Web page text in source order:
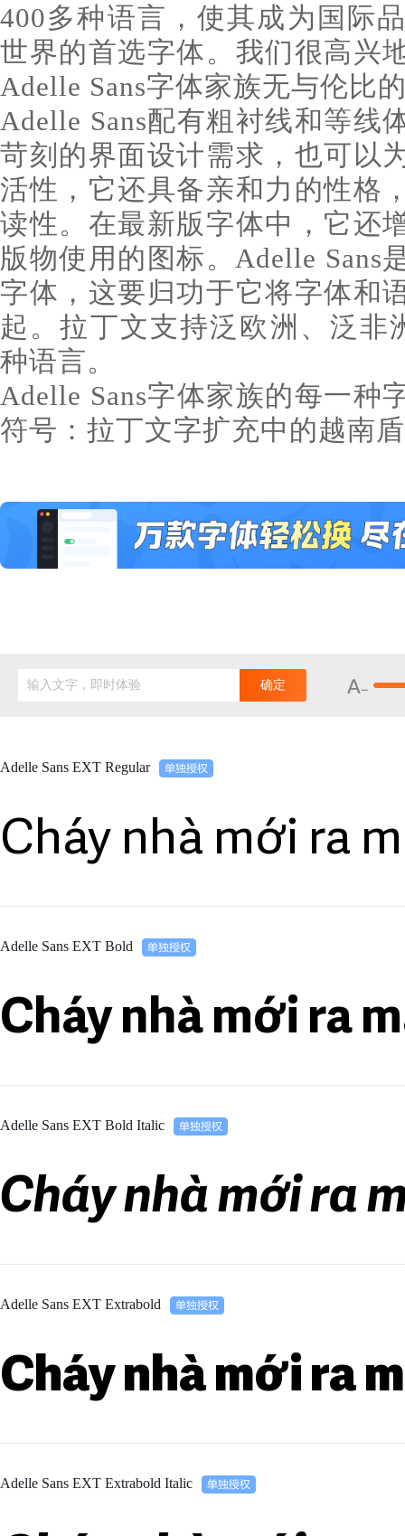
400多种语言，使其成为国际
世界的首选字体。我们很高兴
Adelle Sans字体家族无与伦比
Adelle Sans配有粗衬线和等线
苛刻的界面设计需求，也可以
活性，它还具备亲和力的性格
读性。在最新版字体中，它还
版物使用的图标。Adelle Sans
字体，这要归功于它将字体和
起。拉丁文支持泛欧洲、泛非
种语言。
Adelle Sans字体家族的每一种
符号：拉丁文字扩充中的越南
输入文字，即时体验 确定
Adelle Sans EXT Regular
Cháy nhà mới ra
Adelle Sans EXT Bold
Cháy nhà mới ra
Adelle Sans EXT Bold Italic
Cháy nhà mới ra
Adelle Sans EXT Extrabold
Cháy nhà mới ra
Adelle Sans EXT Extrabold Italic